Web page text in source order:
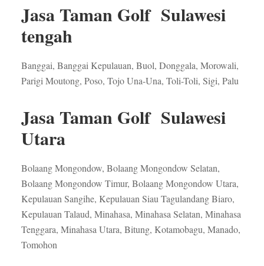
Jasa Taman Golf Sulawesi
tengah
Banggai, Banggai Kepulauan, Buol, Donggala, Morowali,
Parigi Moutong, Poso, Tojo Una-Una, Toli-Toli, Sigi, Palu
Jasa Taman Golf Sulawesi
Utara
Bolaang Mongondow, Bolaang Mongondow Selatan,
Bolaang Mongondow Timur, Bolaang Mongondow Utara,
Kepulauan Sangihe, Kepulauan Siau Tagulandang Biaro,
Kepulauan Talaud, Minahasa, Minahasa Selatan, Minahasa
Tenggara, Minahasa Utara, Bitung, Kotamobagu, Manado,
Tomohon